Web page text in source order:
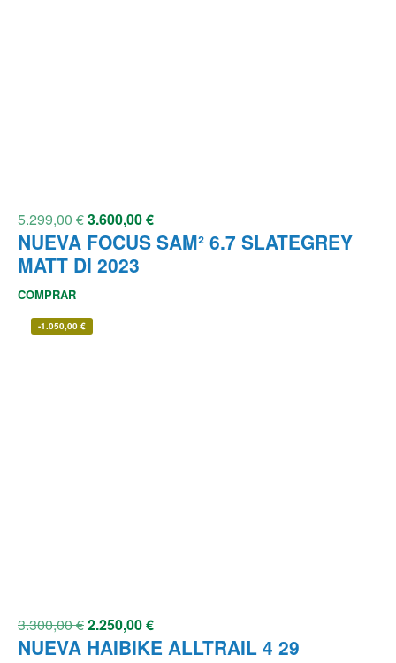
5.299,00€3.600,00€
NUEVA FOCUS SAM² 6.7 SLATEGREY
MATT DI 2023
COMPRAR
-1.050,00 €
3.300,00€2.250,00€
NUEVA HAIBIKE ALLTRAIL 4 29